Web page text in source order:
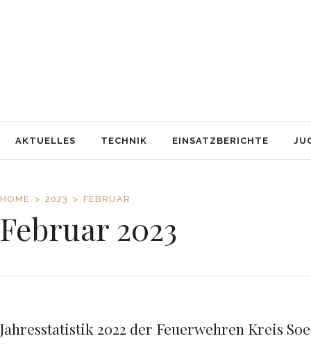
AKTUELLES TECHNIK EINSATZBERICHTE
HOME 2023 FEBRUAR
Februar 2023
Jahresstatistik 2022 der Feuerwehren Kreis